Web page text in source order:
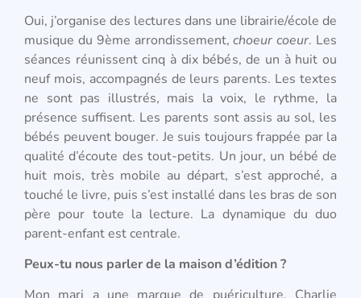
Oui, j’organise des lectures dans une librairie/école de
musique du 9ème arrondissement,choeur coeur. Les
séances réunissent cinq à dix bébés, de un à huit ou
neuf mois, accompagnés de leurs parents. Les textes
ne sont pas illustrés, mais la voix, le rythme, la
présence suffisent. Les parents sont assis au sol, les
bébés peuvent bouger. Je suis toujours frappée par la
qualité d’écoute des tout-petits. Un jour, un bébé de
huit mois, très mobile au départ, s’est approché, a
touché le livre, puis s’est installé dans les bras de son
père pour toute la lecture. La dynamique du duo
parent-enfant est centrale.
Peux-tu nous parler de la maison d’édition ?